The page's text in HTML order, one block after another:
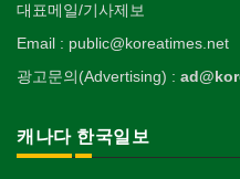
대표메일/기사제보
Email : public@koreatimes.net
광고문의(Advertising) :
캐나다 한국일보